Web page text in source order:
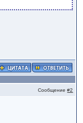
Сообщение#2